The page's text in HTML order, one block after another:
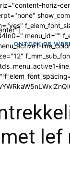
horiz-
menu_id=""
ONTDEK DE
met lef retour?
lef